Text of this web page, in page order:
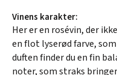
Vinens karakter:
Her er en rosévin, der
en flot lyserød farve,
duften finder du en fin
noter, som straks